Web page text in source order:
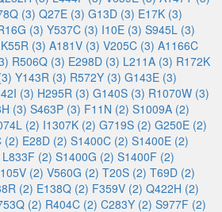
(3) Q27E (3) G13D (3) E17K (3)
(3) Y537C (3) I10E (3) S945L (3)
K55R (3) A181V (3) V205C (3) A1166C
R506Q (3) E298D (3) L211A (3) R172K
Y143R (3) R572Y (3) G143E (3)
(3) H295R (3) G140S (3) R1070W (3)
(3) S463P (3) F11N (2) S1009A (2)
(2) I1307K (2) G719S (2) G250E (2)
(2) E28D (2) S1400C (2) S1400E (2)
L833F (2) S1400G (2) S1400F (2)
(2) V560G (2) T20S (2) T69D (2)
(2) E138Q (2) F359V (2) Q422H (2)
(2) R404C (2) C283Y (2) S977F (2)